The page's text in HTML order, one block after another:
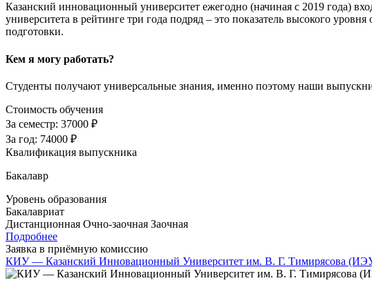
Казанский инновационный университет ежегодно (начиная с 2019 года)
университета в рейтинге три года подряд – это показатель высокого
подготовки.
Кем я могу работать?
Студенты получают универсальные знания, именно поэтому наши
Стоимость обучения
За семестр: 37000 ₽
За год: 74000 ₽
Квалификация выпускника
Бакалавр
Уровень образования
Бакалавриат
Дистанционная Очно-заочная Заочная
Подробнее
Заявка в приёмную комиссию
КИУ — Казанский Инновационный Университет им. В. Г. Тимирясова